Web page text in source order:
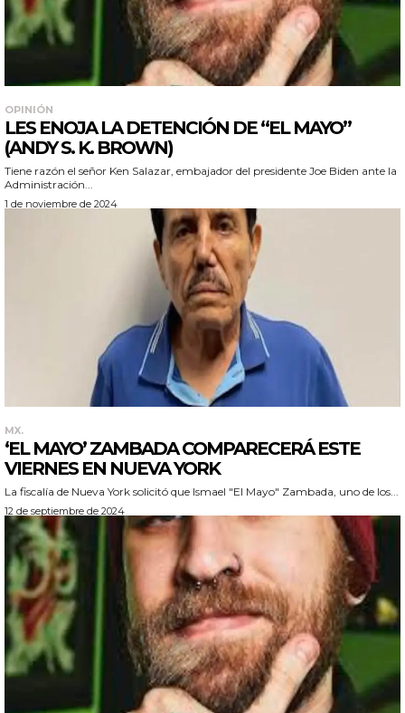
OPINIÓN
LES ENOJA LA DETENCIÓN DE “EL MAYO”
(ANDY S. K. BROWN)
Tiene razón el señor Ken Salazar, embajador del presidente Joe Biden ante la
Administración...
1 de noviembre de 2024
MX.
‘EL MAYO’ ZAMBADA COMPARECERÁ ESTE
VIERNES EN NUEVA YORK
La fiscalía de Nueva York solicitó que Ismael "El Mayo" Zambada, uno de los...
12 de septiembre de 2024